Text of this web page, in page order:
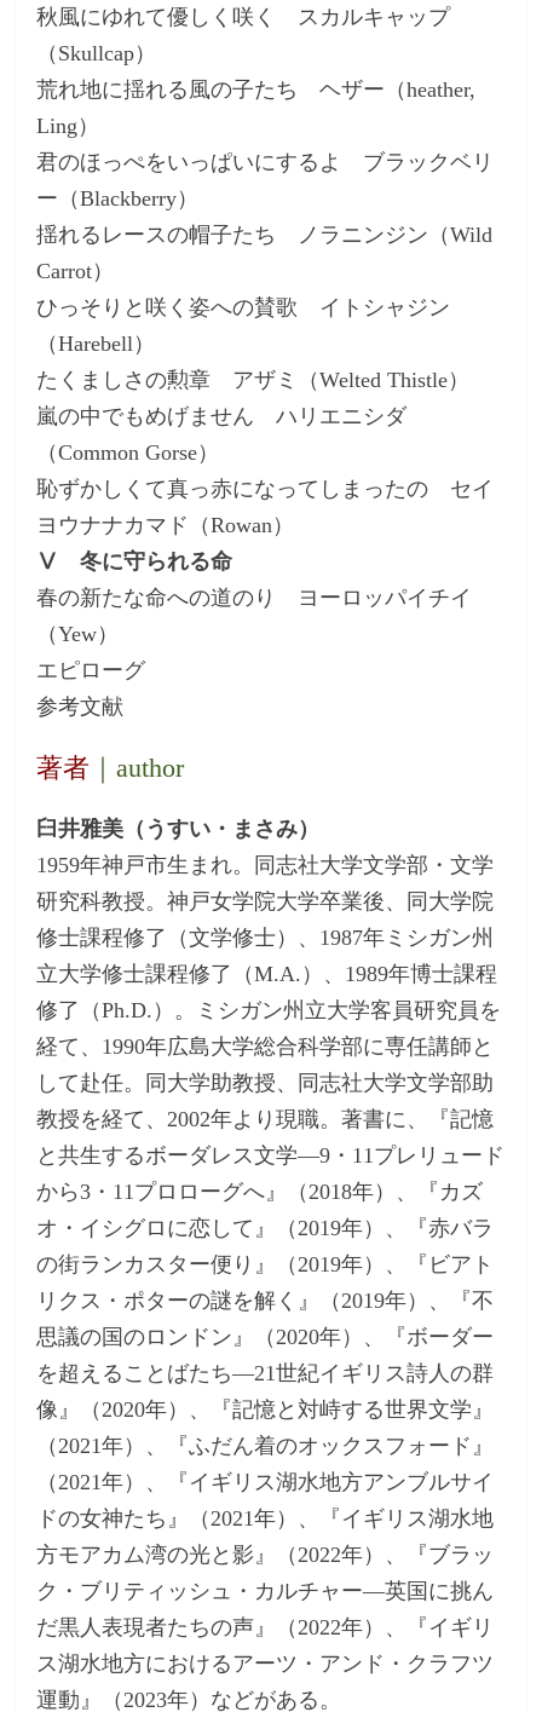
秋風にゆれて優しく咲く スカルキャップ
（Skullcap）
荒れ地に揺れる風の子たち ヘザー（heather,
Ling）
君のほっぺをいっぱいにするよ ブラックベリ
ー（Blackberry）
揺れるレースの帽子たち ノラニンジン（Wild
Carrot）
ひっそりと咲く姿への賛歌 イトシャジン
（Harebell）
たくましさの勲章 アザミ（Welted Thistle）
嵐の中でもめげません ハリエニシダ
（Common Gorse）
恥ずかしくて真っ赤になってしまったの セイ
ヨウナナカマド（Rowan）
Ⅴ 冬に守られる命
春の新たな命への道のり ヨーロッパイチイ
（Yew）
エピローグ
参考文献
著者 ｜author
臼井雅美（うすい・まさみ）
1959年神戸市生まれ。同志社大学文学部・文学
研究科教授。神戸女学院大学卒業後、同大学院
修士課程修了（文学修士）、1987年ミシガン州
立大学修士課程修了（M.A.）、1989年博士課程
修了（Ph.D.）。ミシガン州立大学客員研究員を
経て、1990年広島大学総合科学部に専任講師と
して赴任。同大学助教授、同志社大学文学部助
教授を経て、2002年より現職。著書に、『記憶
と共生するボーダレス文学―9・11プレリュード
から3・11プロローグへ』（2018年）、『カズ
オ・イシグロに恋して』（2019年）、『赤バラ
の街ランカスター便り』（2019年）、『ビアト
リクス・ポターの謎を解く』（2019年）、『不
思議の国のロンドン』（2020年）、『ボーダー
を超えることばたち―21世紀イギリス詩人の群
像』（2020年）、『記憶と対峙する世界文学』
（2021年）、『ふだん着のオックスフォード』
（2021年）、『イギリス湖水地方アンブルサイ
ドの女神たち』（2021年）、『イギリス湖水地
方モアカム湾の光と影』（2022年）、『ブラッ
ク・ブリティッシュ・カルチャー―英国に挑ん
だ黒人表現者たちの声』（2022年）、『イギリ
ス湖水地方におけるアーツ・アンド・クラフツ
運動』（2023年）などがある。